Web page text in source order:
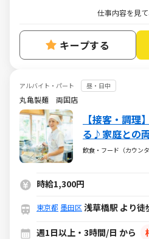
仕事内容を見
キープする
アルバイト・パート 昼・日中
丸亀製麺 両国店
【接客・調理
る♪家庭との
♪お子さまが
飲食・フード（カウンタ
時給1,300円
東京都 墨田区 浅草橋駅 より徒
週1日以上・3時間/日 から